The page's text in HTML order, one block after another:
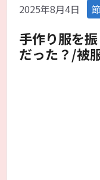
2025年8月4日 カ
テ
ゴ
リ
ー
手作り服を
だった？/被